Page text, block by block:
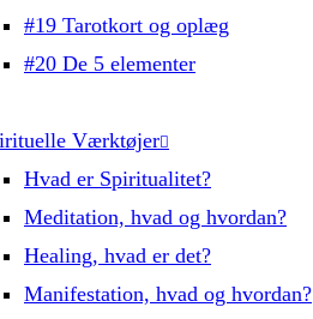
#19 Tarotkort og oplæg
#20 De 5 elementer
Værktøjer
Hvad er Spiritualitet?
Meditation, hvad og hvordan?
Healing, hvad er det?
Manifestation, hvad og hvordan?